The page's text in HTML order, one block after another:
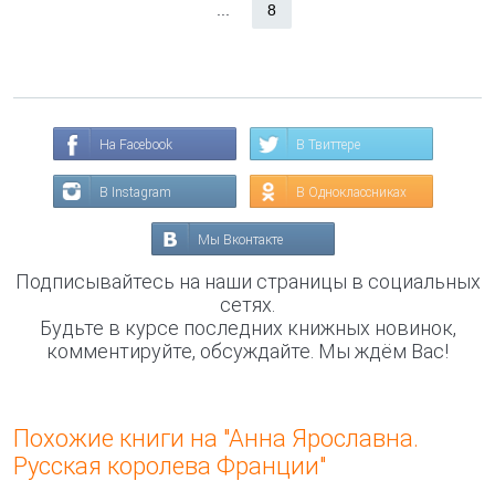
8
На Facebook В Твиттере
В Instagram В Одноклассниках
Мы Вконтакте
Подписывайтесь на наши страницы в социальных
сетях.
Будьте в курсе последних книжных новинок,
комментируйте, обсуждайте. Мы ждём Вас!
Похожие книги на "Анна Ярославна.
Русская королева Франции"